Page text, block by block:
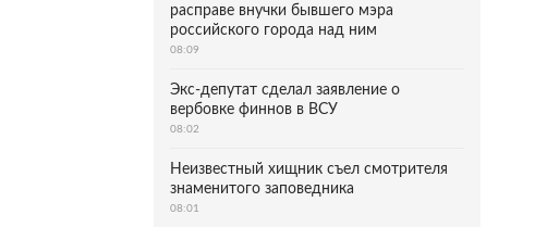
расправе внучки бывшего мэра
российского города над ним
08:09
Экс-депутат сделал заявление о
вербовке финнов в ВСУ
08:02
Неизвестный хищник съел смотрителя
знаменитого заповедника
08:01